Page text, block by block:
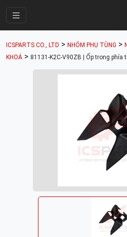
Cửa
Parts
Mã Phụ
Nhóm
Tài
ICSPARTS CO., LTD > NHÓM PHỤ TÙNG >
KHOÁ > 81131-K2C-V90ZB | Ốp trong phía